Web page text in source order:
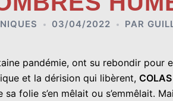
03/04/2022 PAR
pandémie, ont su rebondir pour
et la dérision qui libèrent, COLAS
folie s’en mêlait ou s’emmêlait.